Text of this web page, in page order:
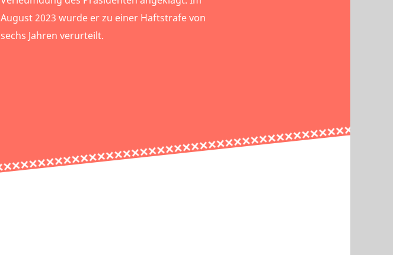
August 2023 wurde er zu einer Haftstrafe von
sechs Jahren verurteilt.